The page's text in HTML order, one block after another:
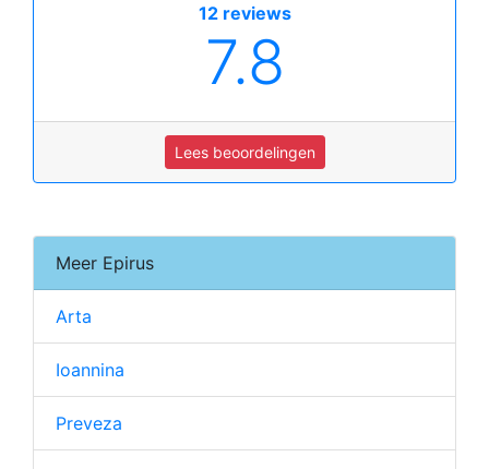
12 reviews
7.8
Lees beoordelingen
Meer Epirus
Arta
Ioannina
Preveza